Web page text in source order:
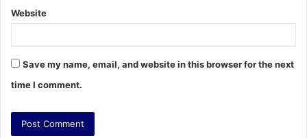
Website
Save my name, email, and website in this browser for the next
time I comment.